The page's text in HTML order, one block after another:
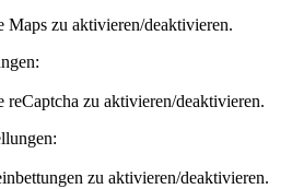
zu aktivieren/deaktivieren.
zu aktivieren/deaktivieren.
zu aktivieren/deaktivieren.